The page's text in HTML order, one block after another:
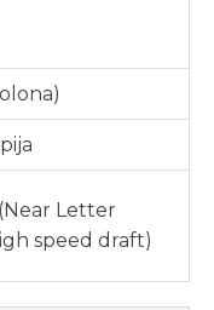
Letter
speed draft)